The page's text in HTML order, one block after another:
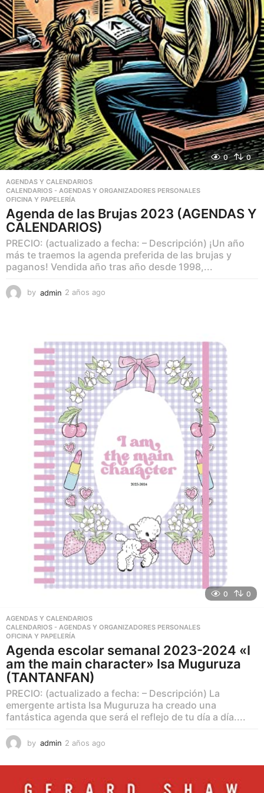
0 0
AGENDAS Y CALENDARIOS
CALENDARIOS - AGENDAS Y ORGANIZADORES PERSONALES
OFICINA Y PAPELERÍA
Agenda de las Brujas 2023 (AGENDAS Y
CALENDARIOS)
PRECIO: (actualizado a fecha: – Descripción) ¡Un año
más te traemos la agenda preferida de las brujas y
paganos! Vendida año tras año desde 1998,...
by admin 2 años ago
a
g
o
0 0
AGENDAS Y CALENDARIOS
CALENDARIOS - AGENDAS Y ORGANIZADORES PERSONALES
OFICINA Y PAPELERÍA
Agenda escolar semanal 2023-2024 «I
am the main character» Isa Muguruza
(TANTANFAN)
PRECIO: (actualizado a fecha: – Descripción) La
emergente artista Isa Muguruza ha creado una
fantástica agenda que será el reflejo de tu día a día....
by admin 2 años ago
ñ
s